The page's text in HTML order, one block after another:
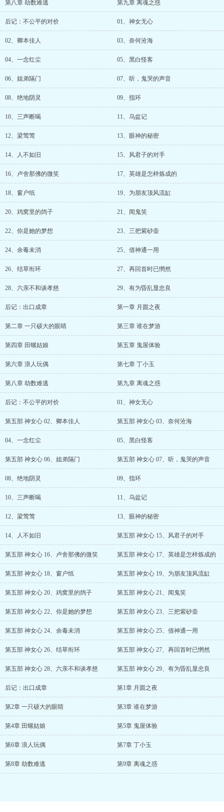
第八章 劫数难逃 第九章 离魂之惑
后记：不公平的对价 01、神女无心
02、卿本佳人 03、奈何沧海
04、一念红尘 05、黑白怪客
06、姐弟隔门 07、听，鬼哭的声音
08、绝地阴灵 09、指环
10、三声断喝 11、乌盆记
12、梁莺莺 13、眼神的秘密
14、人不如旧 15、风君子的对手
16、卢舍那佛的微笑 17、英雄是怎样炼成的
18、窗户纸 19、为朋友顶风流缸
20、鸡窝里的鸽子 21、闻鬼笑
22、你是她的梦想 23、三把紫砂壶
24、余毒未消 25、借神通一用
26、结草衔环 27、再回首时已惘然
28、六亲不和谈孝慈 29、有为昏乱显忠良
后记：出口成章 第一章 月圆之夜
第二章 一只硕大的眼睛 第三章 谁在梦游
第四章 田螺姑娘 第五章 鬼屋体验
第六章 浪人玩偶 第七章 丁小玉
第八章 劫数难逃 第九章 离魂之惑
后记：不公平的对价 01、神女无心
第五部 神女心 02、卿本佳人 第五部 神女心 03、奈何沧海
04、一念红尘 05、黑白怪客
第五部 神女心 06、姐弟隔门 第五部 神女心 07、听，鬼哭的声音
08、绝地阴灵 09、指环
10、三声断喝 11、乌盆记
12、梁莺莺 13、眼神的秘密
14、人不如旧 第五部 神女心 15、风君子的对手
第五部 神女心 16、卢舍那佛的微笑 第五部 神女心 17、英雄是怎样炼成的
第五部 神女心 18、窗户纸 第五部 神女心 19、为朋友顶风流缸
第五部 神女心 20、鸡窝里的鸽子 第五部 神女心 21、闻鬼笑
第五部 神女心 22、你是她的梦想 第五部 神女心 23、三把紫砂壶
第五部 神女心 24、余毒未消 第五部 神女心 25、借神通一用
第五部 神女心 26、结草衔环 第五部 神女心 27、再回首时已惘然
第五部 神女心 28、六亲不和谈孝慈 第五部 神女心 29、有为昏乱显忠良
后记：出口成章 第1章 月圆之夜
第2章 一只硕大的眼睛 第3章 谁在梦游
第4章 田螺姑娘 第5章 鬼屋体验
第6章 浪人玩偶 第7章 丁小玉
第8章 劫数难逃 第9章 离魂之惑